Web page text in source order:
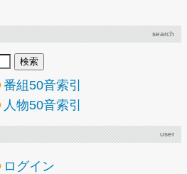
search
番組50音索引
人物50音索引
user
ログイン